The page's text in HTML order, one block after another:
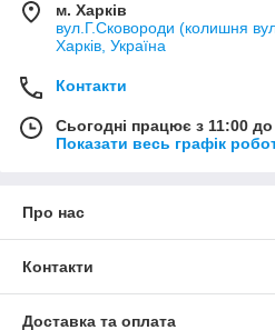
м. Харків
вул.Г.Сковороди (колишня
Харків, Україна
Контакти
Сьогодні працює з 11:00
Показати весь графік
Про нас
Контакти
Доставка та оплата